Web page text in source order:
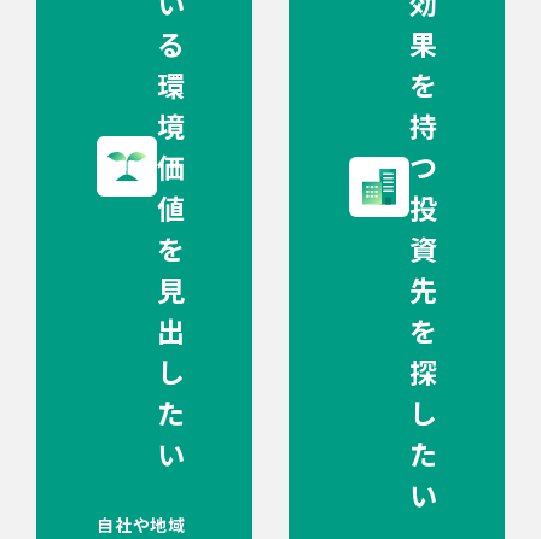
る
環
境
価
値
を
見
出
し
た
い
自社や地域
果
を
持
つ
投
資
先
を
探
し
た
い